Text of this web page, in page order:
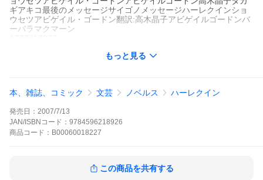
ギアキコ最後のメッセージサイゴノメッセージハーレクインショ
ウセツアビゲイル・ゴードン翻訳:高木晶子アビゲイルゴードンバ
ーバラマクマーン
アビゲイル・ゴードン
イザベルは高原の村の診療所で医師として忙しい日々を送ってい
キとお茶を楽しもうとしていた彼女は思いがけないニュースを耳
にした。「ロスが帰ってきたのよ」ロス・テンプルトンは七年
前、十八歳のイザベルを残して村を出た。一緒に連れていってと
同じ診療所で働くとあっては……。
もっと見る
本、雑誌、コミック 文芸 ノベルス ハーレクイン
発売日： 2007/7/13
JAN/ISBNコード： 9784596218926
商品 コード： B00060018227
この商品を共有する